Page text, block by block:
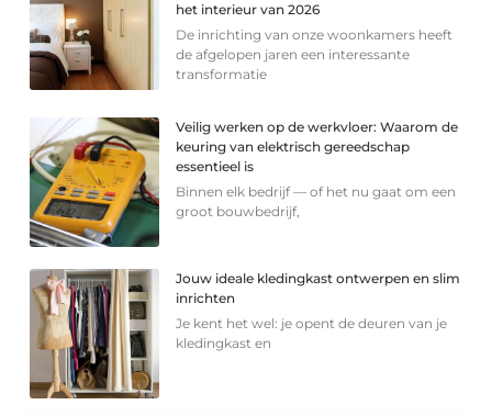
het interieur van 2026
De inrichting van onze woonkamers heeft
de afgelopen jaren een interessante
transformatie
Veilig werken op de werkvloer: Waarom de
keuring van elektrisch gereedschap
essentieel is
Binnen elk bedrijf — of het nu gaat om een
groot bouwbedrijf,
Jouw ideale kledingkast ontwerpen en slim
inrichten
Je kent het wel: je opent de deuren van je
kledingkast en